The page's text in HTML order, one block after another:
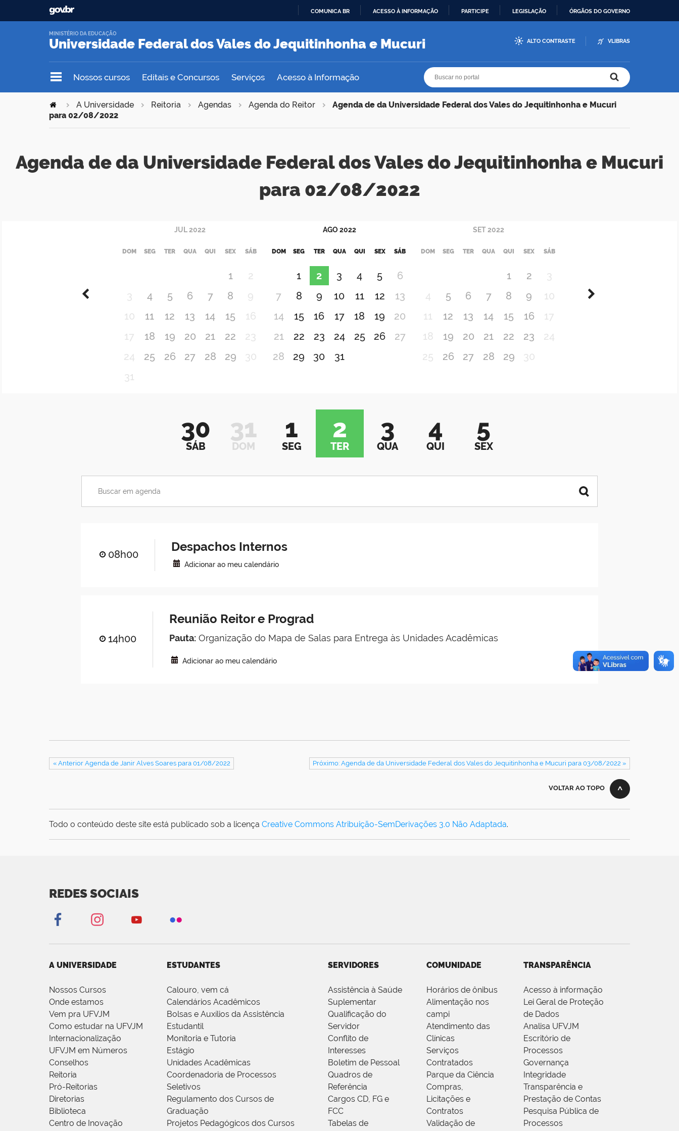
O
COMUNICA BR ACESSO À INFORMAÇÃO PARTICIPE LEGISLAÇÃO ÓRGÃOS DO GOVERNO
Universidade Federal dos Vales do Jequitinhonha e Mucuri
MINISTÉRIO DA EDUCAÇÃO
ALTO CONTRASTE VLIBRAS
Nossos cursos Editais e Concursos Serviços Acesso à Informação
A Universidade Reitoria Agendas Agenda do Reitor
Agenda de da Universidade Federal dos Vales do Jequitinhonha e Mucuri
para 02/08/2022
Agenda de da Universidade Federal dos Vales do Jequitinhonha e Mucuri
para 02/08/2022
JUL2022
DOM SEG TER QUA QUI SEX SÁB
1
2
3
4 5 6 7 8
9
10
11 12 13 14 15
16
17
18 19 20 21 22
23
24
25 26 27 28 29
30
31
AGO 2022
DOM SEG TER QUA QUI SEX SÁB
1 2 3 4 5
6
7
8 9 10 11 12
13
14
15 16 17 18 19
20
21
22 23 24 25 26
27
28
29 30 31
SET 2022
DOM SEG TER QUA QUI SEX SÁB
1 2
3
4
5 6 7 8 9
10
11
12 13 14 15 16
17
18
19 20 21 22 23
24
25
26 27 28 29 30
30
SÁB
31
DOM
1
SEG
2
TER
3
QUA
4
QUI
5
SEX
08h00
Despachos Internos
Adicionar ao meu calendário
14h00
Reunião Reitor e Prograd
Pauta:Organização do Mapa de Salas para Entrega às Unidades Acadêmicas
Adicionar ao meu calendário
« Anterior Agenda de Janir Alves Soares para 01/08/2022 Próximo: Agenda de da Universidade Federal dos Vales do Jequitinhonha e Mucuri para 03/08/2022 »
VOLTAR AO TOPO
Todo o conteúdo deste site está publicado sob a licença Creative Commons Atribuição-SemDerivações 3.0 Não Adaptada.
REDES SOCIAIS
A UNIVERSIDADE
Nossos Cursos
Onde estamos
Vem pra UFVJM
Como estudar na UFVJM
Internacionalização
UFVJM em Números
Conselhos
Reitoria
Pró-Reitorias
Diretorias
Biblioteca
Centro de Inovação
ESTUDANTES
Calouro, vem cá
Calendários Acadêmicos
Bolsas e Auxílios da Assistência
Estudantil
Monitoria e Tutoria
Estágio
Unidades Acadêmicas
Coordenadoria de Processos
Seletivos
Regulamento dos Cursos de
Graduação
Projetos Pedagógicos dos Cursos
SERVIDORES
Assistência à Saúde
Suplementar
Qualificação do
Servidor
Conflito de
Interesses
Boletim de Pessoal
Quadros de
Referência
Cargos CD, FG e
FCC
Tabelas de
COMUNIDADE
Horários de ônibus
Alimentação nos
campi
Atendimento das
Clínicas
Serviços
Contratados
Parque da Ciência
Compras,
Licitações e
Contratos
Validação de
TRANSPARÊNCIA
Acesso à informação
Lei Geral de Proteção
de Dados
Analisa UFVJM
Escritório de
Processos
Governança
Integridade
Transparência e
Prestação de Contas
Pesquisa Pública de
Processos